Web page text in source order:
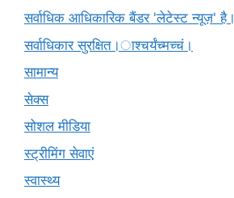
सर्वाधिक आधिकारिक बैंडर 'लेटेस्ट न्यूज़' है।
सर्वाधिकार सुरक्षित।ाश्चर्यंच्मच्चं।
सामान्य
सेक्स
सोशल मीडिया
स्ट्रीमिंग सेवाएं
स्वास्थ्य